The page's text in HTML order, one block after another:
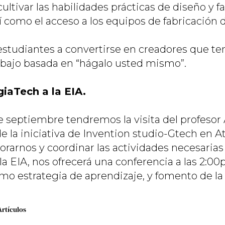
las habilidades prácticas de diseño y
el acceso a los equipos de fabricación
a convertirse en creadores que
basada en “hágalo usted mismo”.
a la EIA.
septiembre tendremos la visita del profesor
la iniciativa de Invention studio-Gtech en
y coordinar las actividades
EIA, nos ofrecerá una conferencia a las
estrategia de aprendizaje, y fomento de